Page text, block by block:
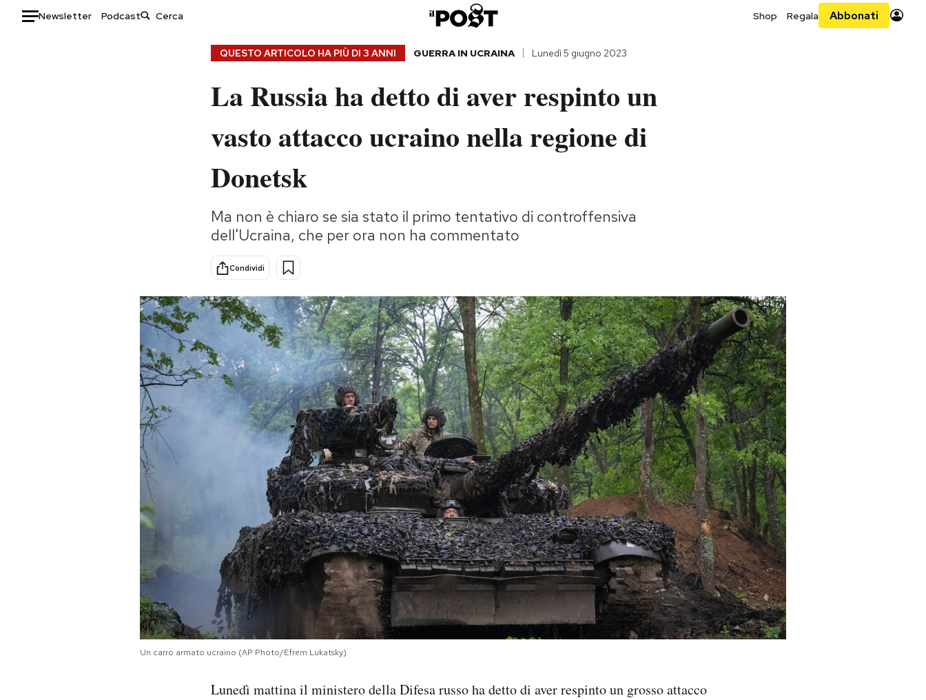
Newsletter Podcast Shop Regala Abbonati
Storie/Idee
Mondiali calcio 2026
QUESTO ARTICOLO HA PIÙ DI 3 ANNI GUERRA IN UCRAINA Lunedì 5 giugno 2023
La Russia ha detto di aver respinto un
vasto attacco ucraino nella regione di
Donetsk
Ma non è chiaro se sia stato il primo tentativo di controffensiva
dell'Ucraina, che per ora non ha commentato
Condividi
Un carro armato ucraino (AP Photo/Efrem Lukatsky)
Lunedì mattina il ministero della Difesa russo ha detto di aver respinto un grosso attacco